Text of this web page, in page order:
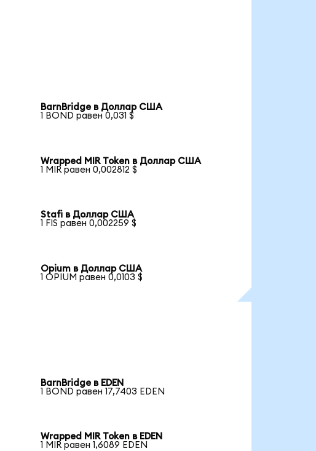
BarnBridge в Доллар США
1 BOND равен 0,031 $
Wrapped MIR Token в Доллар США
1 MIR равен 0,002812 $
Stafi в Доллар США
1 FIS равен 0,002259 $
Opium в Доллар США
1 OPIUM равен 0,0103 $
BarnBridge в EDEN
1 BOND равен 17,7403 EDEN
Wrapped MIR Token в EDEN
1 MIR равен 1,6089 EDEN